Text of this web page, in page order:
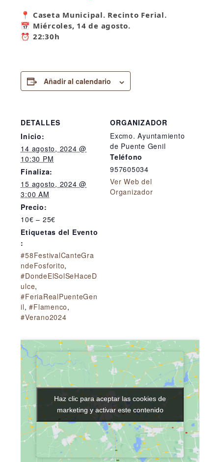
📍 Caseta Municipal. Recinto Ferial.
📅 Miércoles, 14 de agosto.
⏰ 22:30h
Añadir al calendario
DETALLES
Inicio:
14 agosto, 2024 @
10:30 PM
Finaliza:
15 agosto, 2024 @
3:00 AM
Precio:
10€ – 25€
Etiquetas del Evento
:
#58FestivalCanteGra
ndeFosforito,
#DondeElSolSeHaceD
ulce,
#FeriaRealPuenteGen
il,#Flamenco,
#Verano2024
ORGANIZADOR
Excmo. Ayuntamiento
de Puente Genil
Teléfono
957605034
Ver Web del
Organizador
Haz clic para aceptar las cookies de
marketing y activar este contenido
Haz clic para aceptar las cookies de
marketing y activar este contenido